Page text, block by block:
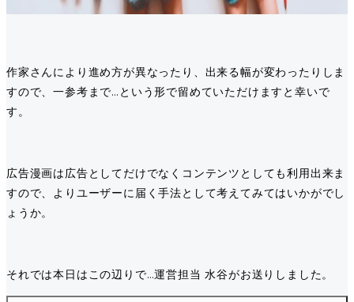
作家さんにより進め方が異なったり、出来る幅が変わったりしま
すので、一参考まで…という形で留めていただけますと幸いで
す。
広告漫画は広告としてだけでなくコンテンツとしても利用出来ま
すので、よりユーザーに届く手法として考えてみてはいかがでし
ょうか。
それでは本日はこの辺りで…運営担当 水谷がお送りしました。